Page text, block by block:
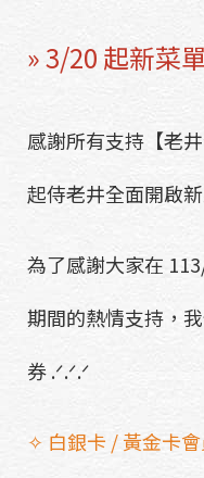
» 3/20 起新菜
感謝所有支持【老
起侍老井全面開啟
為了感謝大家在
期間的熱情支持，
券 .ᐟ.ᐟ.ᐟ
✧ 白銀卡 / 黃金卡